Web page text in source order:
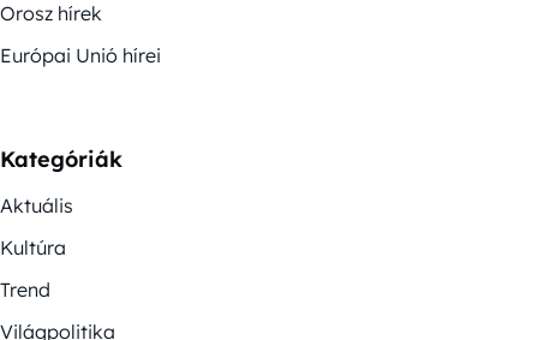
Orosz hírek
Európai Unió hírei
Kategóriák
Aktuális
Kultúra
Trend
Világpolitika